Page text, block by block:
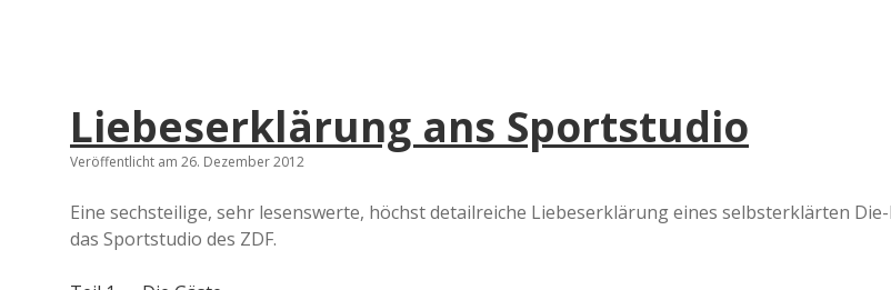
Liebeserklärung ans Sportstudio
Veröffentlicht am 26. Dezember 2012
Eine sechsteilige, sehr lesenswerte, höchst detailreiche Liebeserklärung eines selbsterklärten
das Sportstudio des ZDF.